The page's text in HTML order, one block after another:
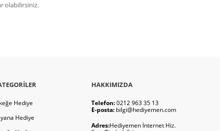
olabilirsiniz.
Hediye
Hediye
HAKKIMIZDA
Telefon:0212 963 35 13
E-posta: bilgi@hediyemen.com
Adres:Hediyemen İnternet Hiz.